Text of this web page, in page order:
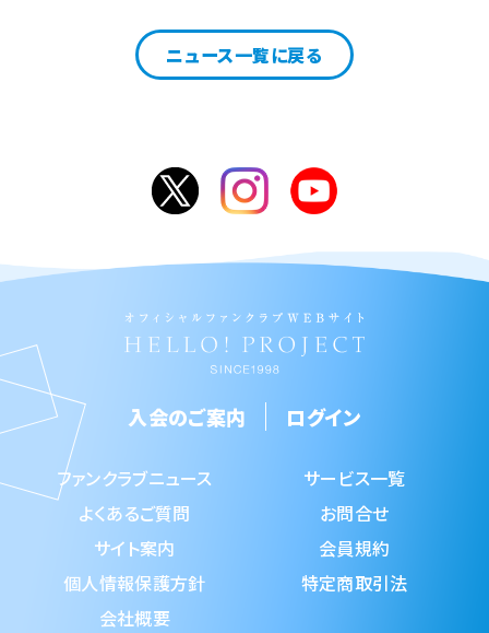
ニュース一覧に戻る
入会のご案内 ログイン
ファンクラブニュース
サービス一覧
よくあるご質問
お問合せ
サイト案内
会員規約
個人情報保護方針
特定商取引法
会社概要